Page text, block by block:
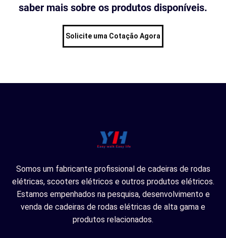
saber mais sobre os produtos disponíveis.
Solicite uma Cotação Agora
Somos um fabricante profissional de cadeiras de rodas
elétricas, scooters elétricos e outros produtos elétricos.
Estamos empenhados na pesquisa, desenvolvimento e
venda de cadeiras de rodas elétricas de alta gama e
produtos relacionados.